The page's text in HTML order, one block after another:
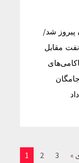
پیروز شد/
مقابل
1 2 3 »